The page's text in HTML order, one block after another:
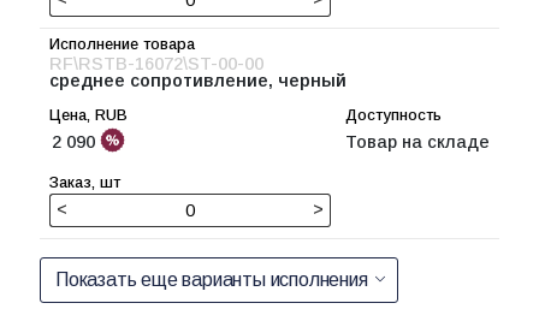
RF\RSTB-16072\ST-00-00
среднее сопротивление, черный
2 090 Товар на складе
< >
Показать еще варианты исполнения